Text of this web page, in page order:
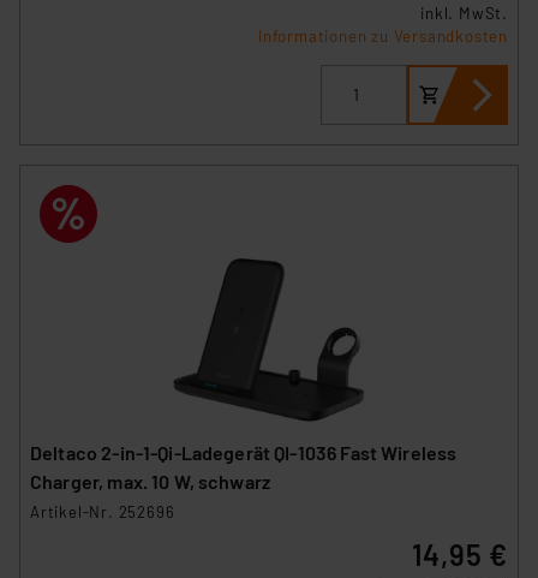
inkl. MwSt.
Informationen zu Versandkosten
Deltaco 2-in-1-Qi-Ladegerät QI-1036 Fast Wireless
Charger, max. 10 W, schwarz
Artikel-Nr. 252696
14,95 €